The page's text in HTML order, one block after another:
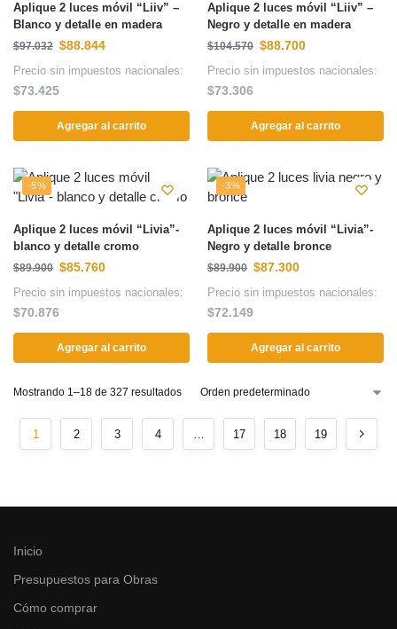
Aplique 2 luces móvil “Liiv” –
Blanco y detalle en madera
$97.032 $88.844
Precio sin impuestos nacionales:
$73.425
Agregar al carrito
Aplique 2 luces móvil “Liiv” –
Negro y detalle en madera
$104.570 $88.700
Precio sin impuestos nacionales:
$73.306
Agregar al carrito
-5%
Aplique 2 luces móvil “Livia”-
blanco y detalle cromo
$89.900 $85.760
Precio sin impuestos nacionales:
$70.876
Agregar al carrito
-3%
Aplique 2 luces móvil “Livia”-
Negro y detalle bronce
$89.900 $87.300
Precio sin impuestos nacionales:
$72.149
Agregar al carrito
Mostrando 1–18 de 327 resultados
1 2 3 4 … 17 18 19
Inicio
Presupuestos para Obras
Cómo comprar